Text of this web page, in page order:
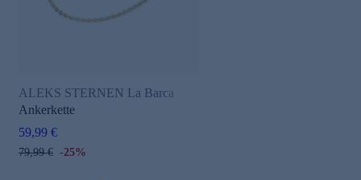
ALEKS STERNEN La Barca
Ankerkette
59,99 €
79,99 € -25%